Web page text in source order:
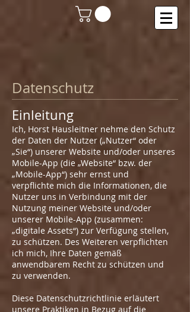
Datenschutz
Einleitung
Ich, Horst Hausleitner nehme den Schutz
der Daten der Nutzer („Nutzer“ oder
„Sie“) unserer Website und/oder unseres
Mobile-App (die „Website“ bzw. der
„Mobile-App“) sehr ernst und
verpflichte mich die Informationen, die
Nutzer uns in Verbindung mit der
Nutzung meiner Website und/oder
unserer Mobile-App (zusammen:
„digitale Assets“) zur Verfügung stellen,
zu schützen. Des Weiteren verpflichten
ich mich, Ihre Daten gemäß
anwendbarem Recht zu schützen und
zu verwenden.
Diese Datenschutzrichtlinie erläutert
unsere Praktiken in Bezug auf die